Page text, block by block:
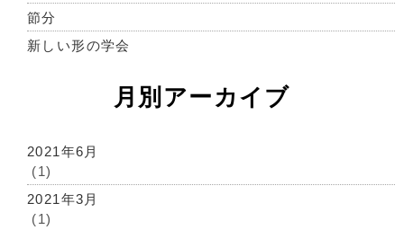
節分
新しい形の学会
月別アーカイブ
2021年6月
(1)
2021年3月
(1)